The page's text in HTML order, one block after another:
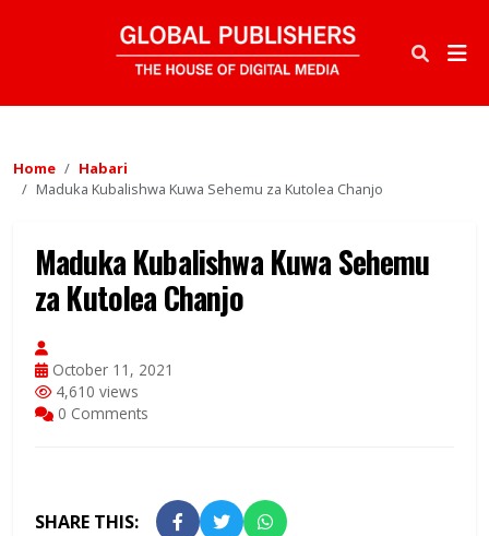
Home
Habari
Maduka Kubalishwa Kuwa Sehemu za Kutolea Chanjo
Maduka Kubalishwa Kuwa Sehemu
za Kutolea Chanjo
October 11, 2021
4,610 views
0 Comments
SHARE THIS: